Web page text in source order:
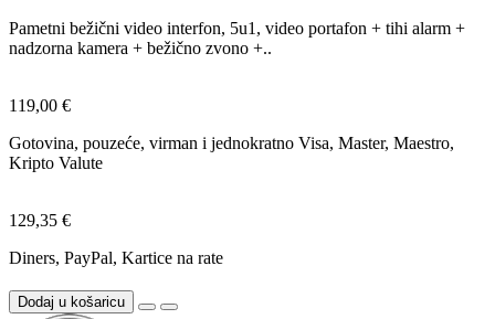
Pametni bežični video interfon, 5u1, video portafon + tihi alarm +
nadzorna kamera + bežično zvono +..
119,00 €
Gotovina, pouzeće, virman i jednokratno Visa, Master, Maestro,
Kripto Valute
129,35 €
Diners, PayPal, Kartice na rate
Dodaj u košaricu